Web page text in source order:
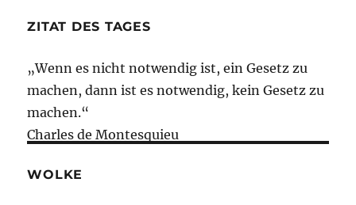
ZITAT DES TAGES
„Wenn es nicht notwendig ist, ein Gesetz zu
machen, dann ist es notwendig, kein Gesetz zu
machen.“
Charles de Montesquieu
WOLKE